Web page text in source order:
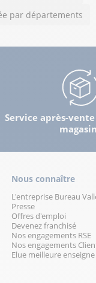
par départements
Service après-
Nous connaître
L'entreprise Bureau
Presse
Offres d'emploi
Devenez franchisé
Nos engagements RSE
Nos engagements
Elue meilleure enseigne